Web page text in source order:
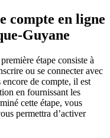
compte en ligne
Guyane
étape consiste à
ou se connecter avec
de compte, il est
en fournissant les
cette étape, vous
permettra d’activer